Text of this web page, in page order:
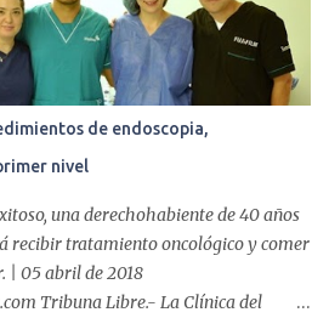
de endoscopia,
nivel
una derechohabiente de 40 años
recibir tratamiento oncológico y comer
| 05 abril de 2018
Tribuna Libre.- La Clínica del